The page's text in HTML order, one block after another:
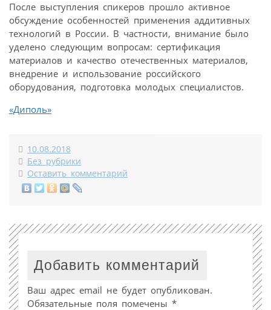
После выступления спикеров прошло активное
обсуждение особенностей применения аддитивных
технологий в России. В частности, внимание было
уделено следующим вопросам: сертификация
материалов и качество отечественных материалов,
внедрение и использование российского
оборудования, подготовка молодых специалистов.
«Диполь»
10.08.2018
Без рубрики
Оставить комментарий
Добавить комментарий
Ваш адрес email не будет опубликован.
Обязательные поля помечены *